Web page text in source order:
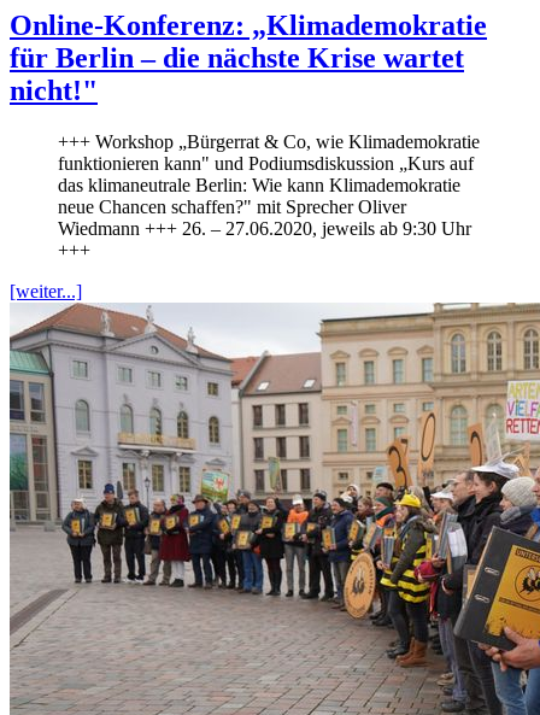
Online-Konferenz: „Klimademokratie
für Berlin – die nächste Krise wartet
nicht!"
+++ Workshop „Bürgerrat & Co, wie Klimademokratie
funktionieren kann" und Podiumsdiskussion „Kurs auf
das klimaneutrale Berlin: Wie kann Klimademokratie
neue Chancen schaffen?" mit Sprecher Oliver
Wiedmann +++ 26. – 27.06.2020, jeweils ab 9:30 Uhr
+++
[weiter...]